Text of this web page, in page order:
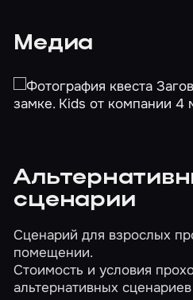
Медиа
сценарии
Сценарий для взрослых
помещении.
Стоимость и условия
альтернативных